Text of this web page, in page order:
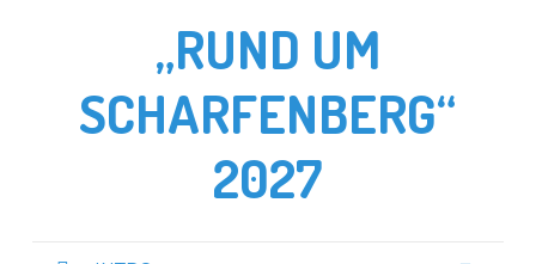
„RUND UM
SCHARFENBERG“
2027